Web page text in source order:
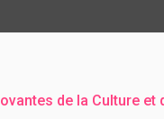
de la Culture et